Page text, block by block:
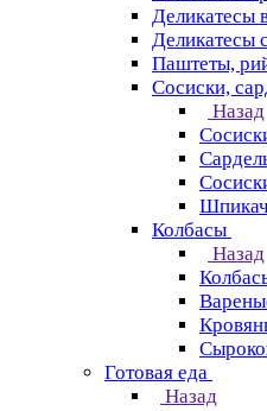
Деликатесы
Деликатесы
Паштеты,
Сосиски,
Назад
Колбасы
Назад
Готовая еда
Назад